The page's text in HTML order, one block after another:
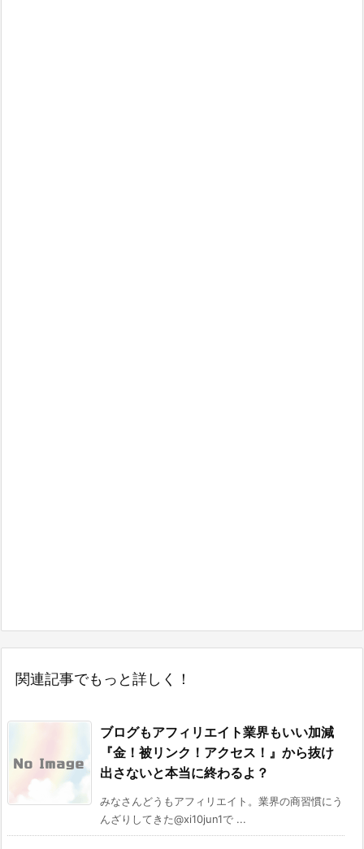
関連記事でもっと詳しく！
ブログもアフィリエイト業界もいい加減
『金！被リンク！アクセス！』から抜け
出さないと本当に終わるよ？
みなさんどうもアフィリエイト。業界の商習慣にう
んざりしてきた@xi10jun1で ...